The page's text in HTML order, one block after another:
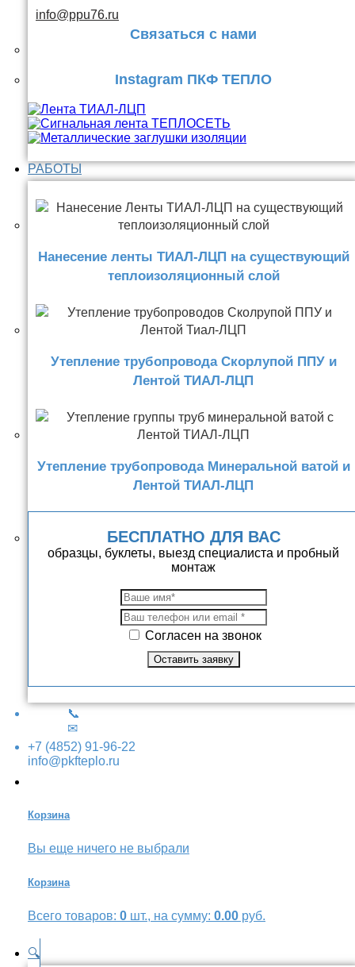
info@ppu76.ru
Связаться с нами
Instagram ПКФ ТЕПЛО
РАБОТЫ
Нанесение ленты ТИАЛ-ЛЦП на существующий
теплоизоляционный слой
Утепление трубопровода Скорлупой ППУ и
Лентой ТИАЛ-ЛЦП
Утепление трубопровода Минеральной ватой и
Лентой ТИАЛ-ЛЦП
БЕСПЛАТНО ДЛЯ ВАС
образцы, буклеты, выезд специалиста и пробный
монтаж
Согласен на звонок
📞
✉
+7 (4852) 91-96-22
info@pkfteplo.ru
Корзина
Вы еще ничего не выбрали
Корзина
Всего товаров: 0 шт., на сумму: 0.00 руб.
🔍